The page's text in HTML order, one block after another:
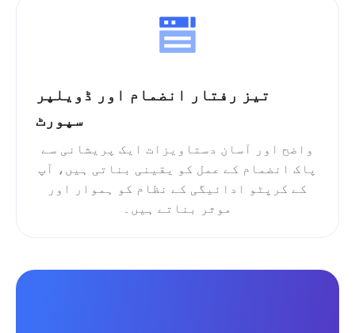
تیز رفتار انضمام اور ڈویلپر
سپورٹ
واضح اور آسان دستاویزات ایک پریشانی سے
پاک انضمام کے عمل کو یقینی بناتی ہیں، آپ
کے کرپٹو ادائیگی کے نظام کو ہموار اور
موثر بناتے ہیں۔